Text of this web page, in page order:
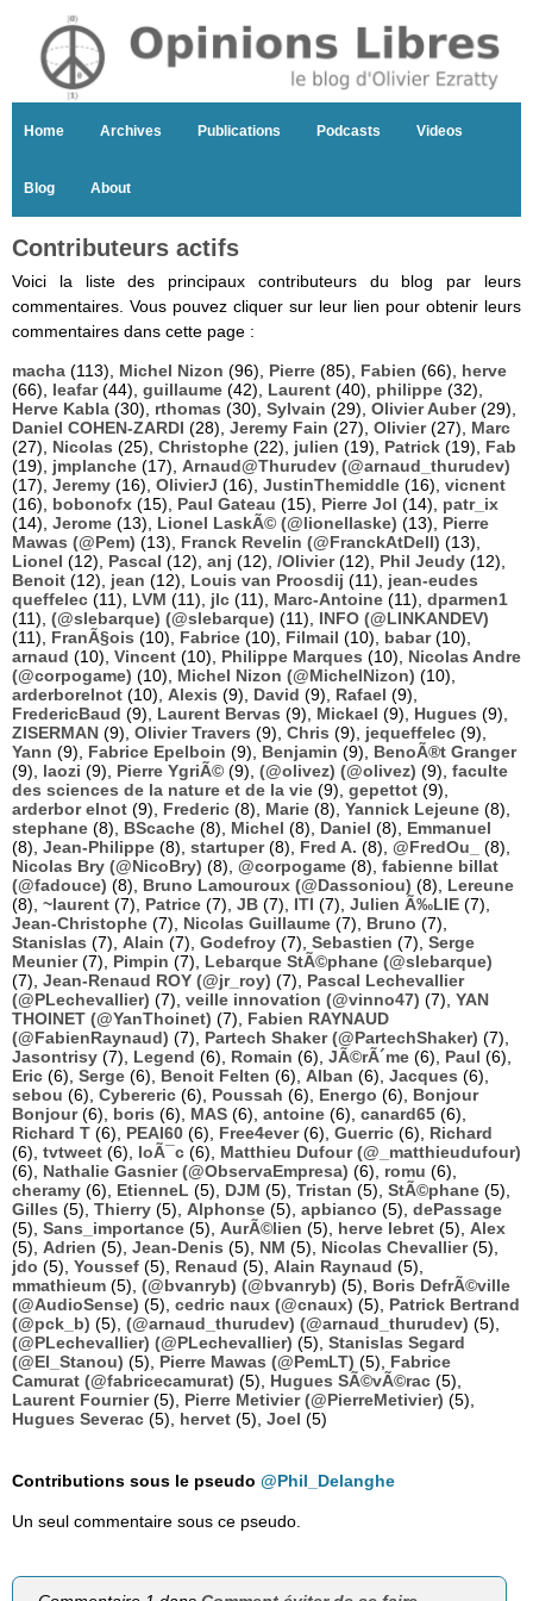
Home Archives Publications Podcasts Videos
Blog About
Contributeurs actifs
Voici la liste des principaux contributeurs du blog par leurs
commentaires. Vous pouvez cliquer sur leur lien pour obtenir leurs
commentaires dans cette page :
macha (113), Michel Nizon (96), Pierre (85), Fabien (66), herve
(66), leafar(44), guillaume (42), Laurent (40), philippe (32),
Herve Kabla (30), rthomas (30), Sylvain (29), Olivier Auber(29),
Daniel COHEN-ZARDI (28), Jeremy Fain (27), Olivier(27), Marc
(27), Nicolas (25), Christophe (22), julien (19), Patrick (19), Fab
(19), jmplanche (17), Arnaud@Thurudev (@arnaud_thurudev)
(17), Jeremy (16), OlivierJ (16), JustinThemiddle (16), vicnent
(16), bobonofx (15), Paul Gateau (15), Pierre Jol (14), patr_ix
(14), Jerome (13), Lionel LaskÃ© (@lionellaske) (13), Pierre
Mawas (@Pem) (13), Franck Revelin (@FranckAtDell) (13),
Lionel (12), Pascal (12), anj (12), /Olivier(12), Phil Jeudy (12),
Benoit (12), jean (12), Louis van Proosdij (11), jean-eudes
queffelec (11), LVM (11), jlc (11), Marc-Antoine (11), dparmen1
(11), (@slebarque) (@slebarque) (11), INFO (@LINKANDEV)
(11), FranÃ§ois (10), Fabrice (10), Filmail (10), babar(10),
arnaud (10), Vincent (10), Philippe Marques (10), Nicolas Andre
(@corpogame) (10), Michel Nizon (@MichelNizon) (10),
arderborelnot (10), Alexis (9), David (9), Rafael (9),
FredericBaud (9), Laurent Bervas (9), Mickael (9), Hugues (9),
ZISERMAN (9), Olivier Travers (9), Chris (9), jequeffelec (9),
Yann (9), Fabrice Epelboin (9), Benjamin (9), BenoÃ®t Granger
(9), laozi (9), Pierre YgriÃ© (9), (@olivez) (@olivez) (9), faculte
des sciences de la nature et de la vie (9), gepettot (9),
arderbor elnot (9), Frederic (8), Marie (8), Yannick Lejeune (8),
stephane (8), BScache (8), Michel (8), Daniel (8), Emmanuel
(8), Jean-Philippe (8), startuper(8), Fred A. (8), @FredOu_
(8),
Nicolas Bry (@NicoBry) (8), @corpogame (8), fabienne billat
(@fadouce) (8), Bruno Lamouroux (@Dassoniou) (8), Lereune
(8), ~laurent (7), Patrice (7), JB (7), ITI (7), Julien Ã‰LIE (7),
Jean-Christophe (7), Nicolas Guillaume (7), Bruno (7),
Stanislas (7), Alain (7), Godefroy (7), Sebastien (7), Serge
Meunier(7), Pimpin (7), Lebarque StÃ©phane (@slebarque)
(7), Jean-Renaud ROY (@jr_roy) (7), Pascal Lechevallier
(@PLechevallier) (7), veille innovation (@vinno47) (7), YAN
THOINET (@YanThoinet) (7), Fabien RAYNAUD
(@FabienRaynaud) (7), Partech Shaker (@PartechShaker) (7),
Jasontrisy (7), Legend (6), Romain (6), JÃ©rÃ´me (6), Paul (6),
Eric (6), Serge (6), Benoit Felten (6), Alban (6), Jacques (6),
sebou (6), Cybereric (6), Poussah (6), Energo (6), Bonjour
Bonjour(6), boris (6), MAS (6), antoine (6), canard65 (6),
Richard T (6), PEAI60 (6), Free4ever(6), Guerric (6), Richard
(6), tvtweet (6), loÃ¯c (6), Matthieu Dufour (@_matthieudufour)
(6), Nathalie Gasnier (@ObservaEmpresa) (6), romu (6),
cheramy (6), EtienneL (5), DJM (5), Tristan (5), StÃ©phane (5),
Gilles (5), Thierry (5), Alphonse (5), apbianco (5), dePassage
(5), Sans_importance (5), AurÃ©lien (5), herve lebret (5), Alex
(5), Adrien (5), Jean-Denis (5), NM (5), Nicolas Chevallier(5),
jdo (5), Youssef (5), Renaud (5), Alain Raynaud (5),
mmathieum (5), (@bvanryb) (@bvanryb) (5), Boris DefrÃ©ville
(@AudioSense) (5), cedric naux (@cnaux) (5), Patrick Bertrand
(@pck_b) (5), (@arnaud_thurudev) (@arnaud_thurudev) (5),
(@PLechevallier) (@PLechevallier) (5), Stanislas Segard
(@El_Stanou) (5), Pierre Mawas (@PemLT) (5), Fabrice
Camurat (@fabricecamurat) (5), Hugues SÃ©vÃ©rac (5),
Laurent Fournier(5), Pierre Metivier (@PierreMetivier) (5),
Hugues Severac (5), hervet (5), Joel (5)
Contributions sous le pseudo @Phil_Delanghe
Un seul commentaire sous ce pseudo.